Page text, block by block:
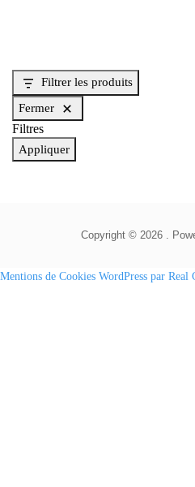
Filtrer les produits
Fermer
Filtres
Appliquer
Copyright © 2026 .
Mentions de Cookies WordPress par Real